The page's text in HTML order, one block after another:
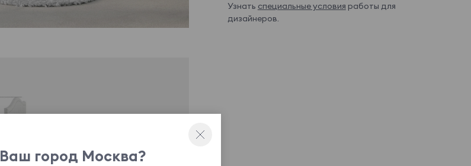
Узнать специальные условия работы для
дизайнеров.
Ваш город Москва?